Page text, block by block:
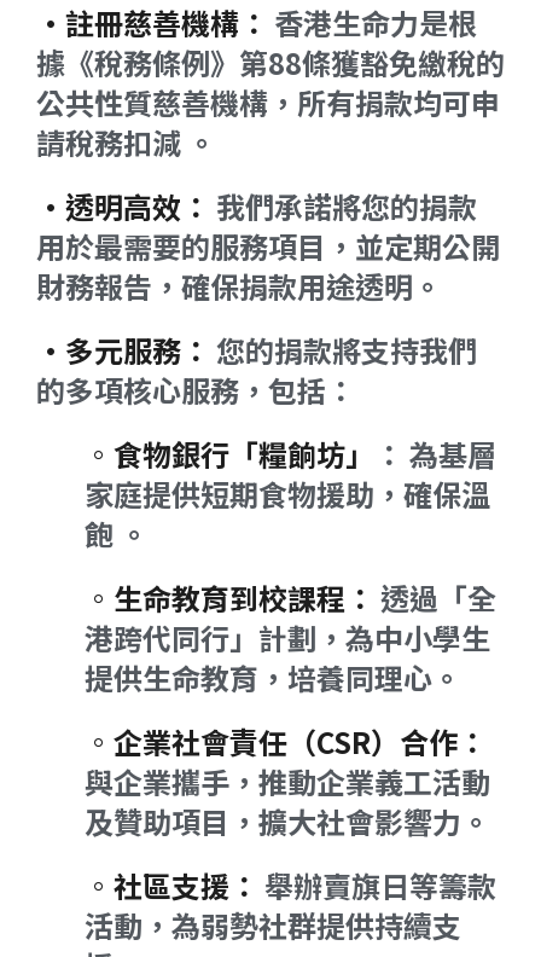
•註冊慈善機構： 香港生命力是根
據《稅務條例》第88條獲豁免繳稅的
公共性質慈善機構，所有捐款均可申
請稅務扣減 。
•透明高效： 我們承諾將您的捐款
用於最需要的服務項目，並定期公開
財務報告，確保捐款用途透明。
•多元服務： 您的捐款將支持我們
的多項核心服務，包括：
◦食物銀行「糧餉坊」
： 為基層
家庭提供短期食物援助，確保溫
飽 。
◦生命教育到校課程： 透過「全
港跨代同行」計劃，為中小學生
提供生命教育，培養同理心。
◦企業社會責任（CSR）合作：
與企業攜手，推動企業義工活動
及贊助項目，擴大社會影響力。
◦社區支援： 舉辦賣旗日等籌款
活動，為弱勢社群提供持續支